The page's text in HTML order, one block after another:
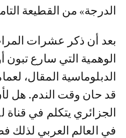
الدرجة» من القطيعة
بعد أن ذكر عشرات
الوهمية التي سارع تبون
الدبلوماسية المقال،
قد حان وقت الندم. هل
الجزائري يتكلم في
في العالم العربي